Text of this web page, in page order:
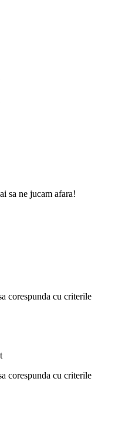
sa ne jucam afara!
corespunda cu criterile
corespunda cu criterile